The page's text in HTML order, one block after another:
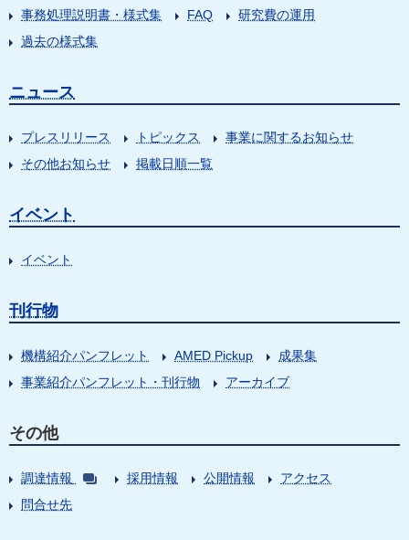
事務処理説明書・様式集 FAQ
研究費の運用
過去の様式集
ニュース
プレスリリース トピックス
事業に関するお知らせ
その他お知らせ
掲載日順一覧
イベント
イベント
刊行物
機構紹介パンフレット AMED Pickup
成果集
事業紹介パンフレット・刊行物
アーカイブ
その他
調達情報 採用情報 公開情報
アクセス
問合せ先